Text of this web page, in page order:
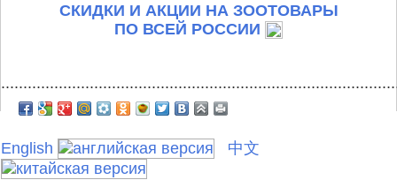
СКИДКИ И АКЦИИ НА ЗООТОВАРЫ
ПО ВСЕЙ РОССИИ
English 中文